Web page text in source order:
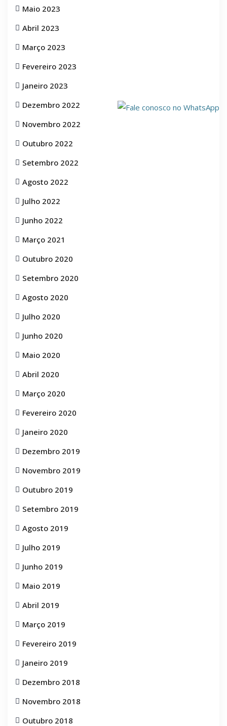
Maio 2023
Abril 2023
Março 2023
Fevereiro 2023
Janeiro 2023
Dezembro 2022
Novembro 2022
Outubro 2022
Setembro 2022
Agosto 2022
Julho 2022
Junho 2022
Março 2021
Outubro 2020
Setembro 2020
Agosto 2020
Julho 2020
Junho 2020
Maio 2020
Abril 2020
Março 2020
Fevereiro 2020
Janeiro 2020
Dezembro 2019
Novembro 2019
Outubro 2019
Setembro 2019
Agosto 2019
Julho 2019
Junho 2019
Maio 2019
Abril 2019
Março 2019
Fevereiro 2019
Janeiro 2019
Dezembro 2018
Novembro 2018
Outubro 2018